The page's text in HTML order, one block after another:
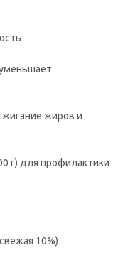
жиров и
г) для профилактики
10%)